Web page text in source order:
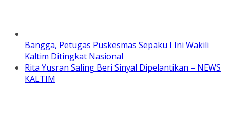
Bangga, Petugas Puskesmas Sepaku I Ini Wakili
Kaltim Ditingkat Nasional
Rita Yusran Saling Beri Sinyal Dipelantikan – NEWS
KALTIM